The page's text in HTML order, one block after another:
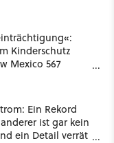
[Best of
Kinderschutz
Mexico 567
Ein Rekord
ist gar kein
ein Detail verrät